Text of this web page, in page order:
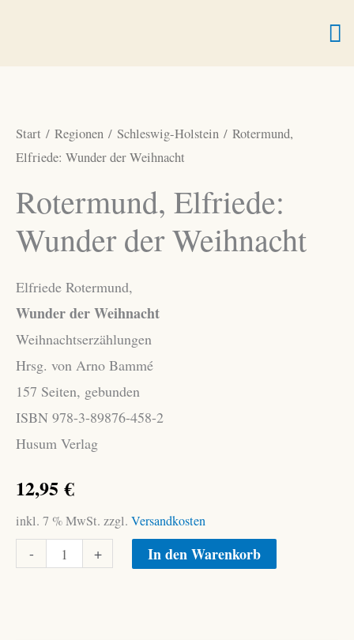
Start / Regionen / Schleswig-Holstein / Rotermund,
Elfriede: Wunder der Weihnacht
Rotermund, Elfriede:
Wunder der Weihnacht
Elfriede Rotermund,
Wunder der Weihnacht
Weihnachtserzählungen
Hrsg. von Arno Bammé
157 Seiten, gebunden
ISBN 978-3-89876-458-2
Husum Verlag
12,95€
inkl. 7 % MwSt. zzgl. Versandkosten
-
Rotermund,
+ In den Warenkorb